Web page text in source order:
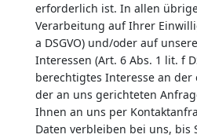
erforderlich ist. In allen
Verarbeitung auf Ihrer
a DSGVO) und/oder auf
Interessen (Art. 6 Abs. 1 lit. f
berechtigtes Interesse an
der an uns gerichteten
Ihnen an uns per
Daten verbleiben bei uns, bis